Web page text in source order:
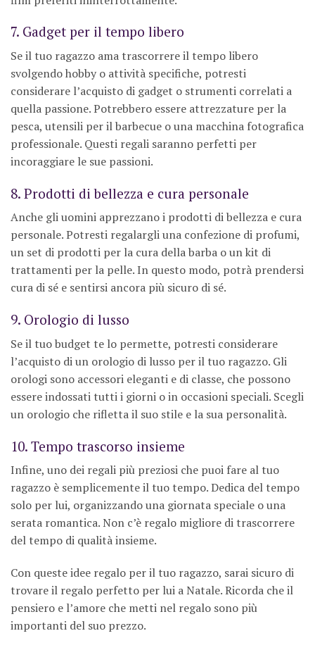
7. Gadget per il tempo libero
Se il tuo ragazzo ama trascorrere il tempo libero
svolgendo hobby o attività specifiche, potresti
considerare l’acquisto di gadget o strumenti correlati a
quella passione. Potrebbero essere attrezzature per la
pesca, utensili per il barbecue o una macchina fotografica
professionale. Questi regali saranno perfetti per
incoraggiare le sue passioni.
8. Prodotti di bellezza e cura personale
Anche gli uomini apprezzano i prodotti di bellezza e cura
personale. Potresti regalargli una confezione di profumi,
un set di prodotti per la cura della barba o un kit di
trattamenti per la pelle. In questo modo, potrà prendersi
cura di sé e sentirsi ancora più sicuro di sé.
9. Orologio di lusso
Se il tuo budget te lo permette, potresti considerare
l’acquisto di un orologio di lusso per il tuo ragazzo. Gli
orologi sono accessori eleganti e di classe, che possono
essere indossati tutti i giorni o in occasioni speciali. Scegli
un orologio che rifletta il suo stile e la sua personalità.
10. Tempo trascorso insieme
Infine, uno dei regali più preziosi che puoi fare al tuo
ragazzo è semplicemente il tuo tempo. Dedica del tempo
solo per lui, organizzando una giornata speciale o una
serata romantica. Non c’è regalo migliore di trascorrere
del tempo di qualità insieme.
Con queste idee regalo per il tuo ragazzo, sarai sicuro di
trovare il regalo perfetto per lui a Natale. Ricorda che il
pensiero e l’amore che metti nel regalo sono più
importanti del suo prezzo.